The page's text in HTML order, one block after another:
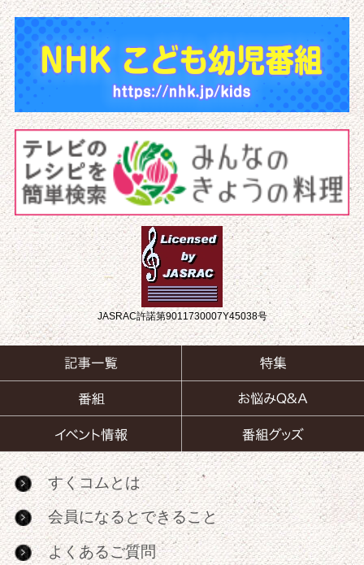
JASRAC許諾第9011730007Y45038号
すくコムとは
会員になるとできること
よくあるご質問